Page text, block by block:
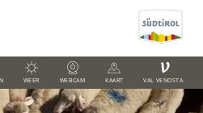
WEER WEBCAM KAART
V
VAL VENOSTA